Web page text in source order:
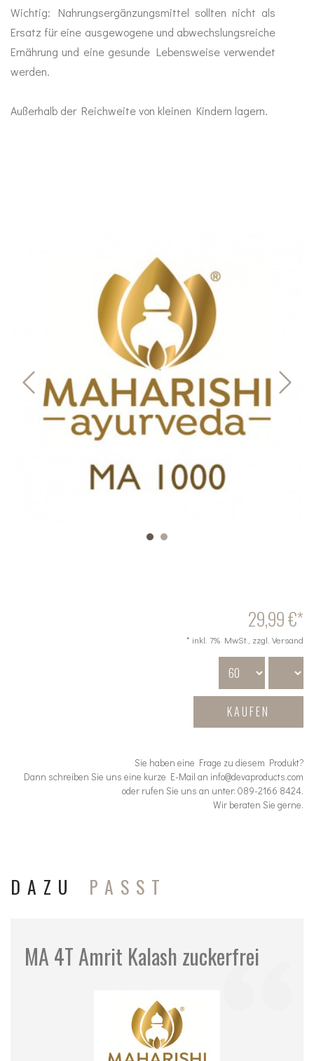
Wichtig: Nahrungsergänzungsmittel sollten nicht als
Ersatz für eine ausgewogene und abwechslungsreiche
Ernährung und eine gesunde Lebensweise verwendet
werden.
Außerhalb der Reichweite von kleinen Kindern lagern.
29,99 €*
* inkl. 7% MwSt., zzgl. Versand
KAUFEN
Sie haben eine Frage zu diesem Produkt?
Dann schreiben Sie uns eine kurze E-Mail an info@devaproducts.com
oder rufen Sie uns an unter: 089-2166 8424.
Wir beraten Sie gerne.
DAZU PASST
MA 4T Amrit Kalash zuckerfrei
Gewürze
Tees
Duft